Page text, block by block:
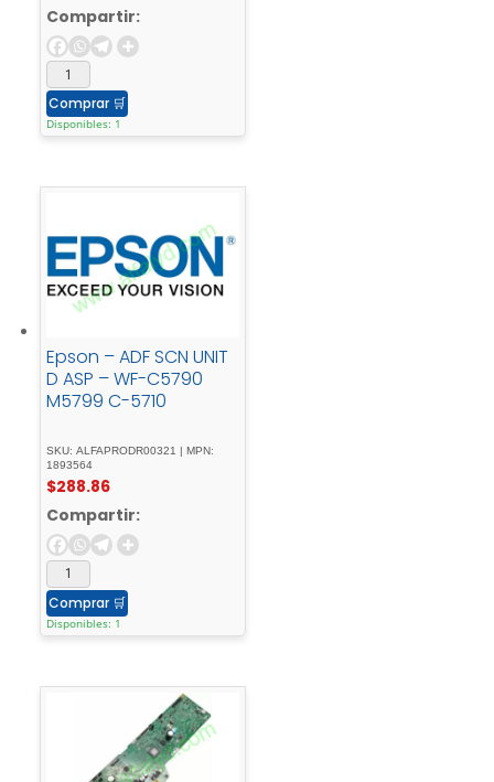
Compartir:
Comprar 🛒
Disponibles: 1
Epson – ADF SCN UNIT
D ASP – WF-C5790
M5799 C-5710
SKU: ALFAPRODR00321 | MPN:
1893564
$288.86
Compartir:
Comprar 🛒
Disponibles: 1